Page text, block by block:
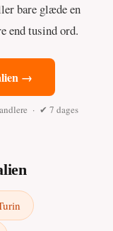
bare glæde en
end tusind ord.
→
· ✔ 7 dages